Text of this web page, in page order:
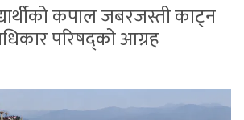
कपाल जबरजस्ती काट्न
परिषद्को आग्रह